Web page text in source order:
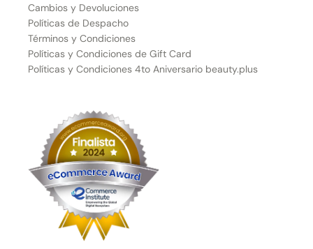
Cambios y Devoluciones
Políticas de Despacho
Términos y Condiciones
Políticas y Condiciones de Gift Card
Políticas y Condiciones 4to Aniversario beauty.plus